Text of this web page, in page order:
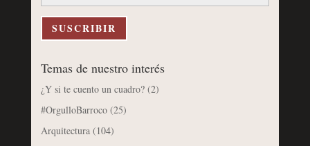
correo
electrónico
SUSCRIBIR
Temas de nuestro interés
¿Y si te cuento un cuadro?(2)
#OrgulloBarroco(25)
Arquitectura(104)